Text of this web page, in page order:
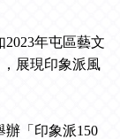
年屯區藝文
展現印象派風
「印象派150